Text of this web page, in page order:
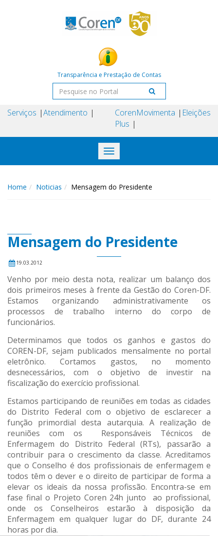
Transparência e Prestação de Contas
Serviços Atendimento
Coren
Plus
Movimenta Eleições
Toggle
navigation
Home Noticias Mensagem do Presidente
Mensagem do Presidente
19.03.2012
Venho por meio desta nota, realizar um balanço dos
dois primeiros meses à frente da Gestão do Coren-DF.
Estamos organizando administrativamente os
processos de trabalho interno do corpo de
funcionários.
Determinamos que todos os ganhos e gastos do
COREN-DF, sejam publicados mensalmente no portal
eletrônico. Cortamos gastos, no momento
desnecessários, com o objetivo de investir na
fiscalização do exercício profissional.
Estamos participando de reuniões em todas as cidades
do Distrito Federal com o objetivo de esclarecer a
função primordial desta autarquia. A realização de
reuniões com os Responsáveis Técnicos de
Enfermagem do Distrito Federal (RTs), passarão a
contribuir para o crescimento da classe. Acreditamos
que o Conselho é dos profissionais de enfermagem e
todos têm o dever e o direito de participar de forma a
elevar os ideais da nossa profissão. Encontra-se em
fase final o Projeto Coren 24h junto ao profissional,
onde os Conselheiros estarão à disposição da
Enfermagem em qualquer lugar do DF, durante 24
horas por dia.